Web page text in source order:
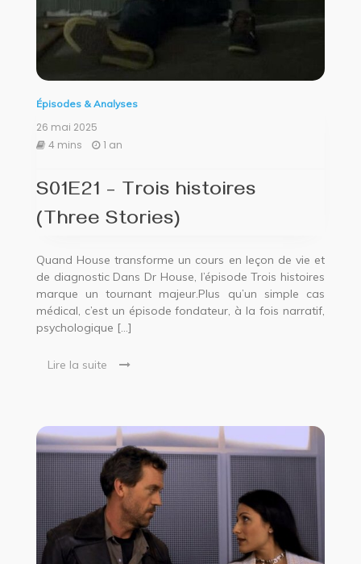
Épisodes & Analyses
26 mai 2025
4 mins
1 an
S01E21 – Trois histoires
(Three Stories)
Quand House transforme un cours en leçon de vie et
de diagnostic Dans Dr House, l’épisode Trois histoires
marque un tournant majeur.Plus qu’un simple cas
médical, c’est un épisode fondateur, à la fois narratif,
psychologique […]
Lire la suite